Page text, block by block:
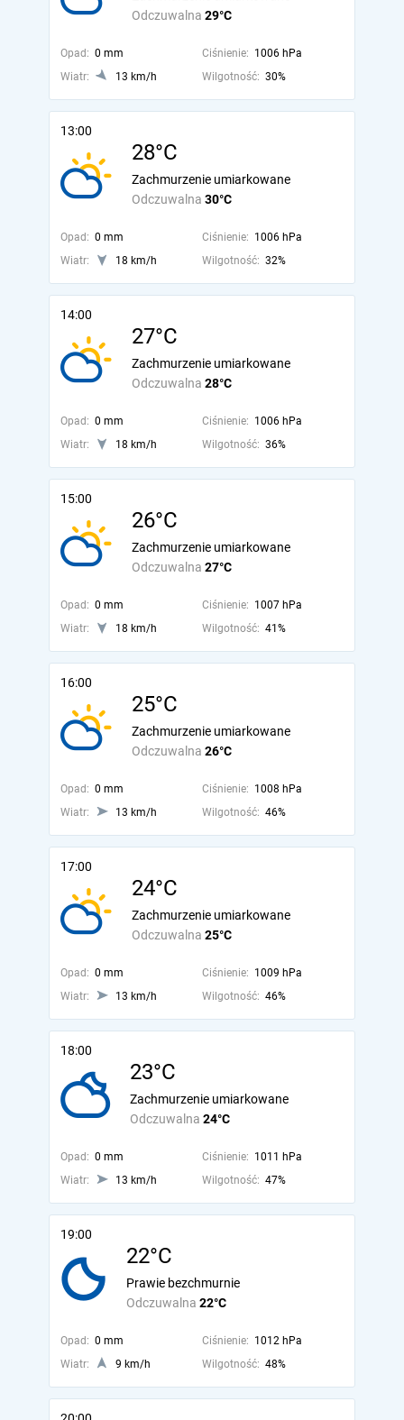
Odczuwalna 29°C
Opad: 0 mm Ciśnienie: 1006 hPa
Wiatr:
13 km/h Wilgotność: 30%
13:00
28°C
Odczuwalna 30°C
Zachmurzenie umiarkowane
Opad: 0 mm Ciśnienie: 1006 hPa
Wiatr:
18 km/h Wilgotność: 32%
14:00
27°C
Odczuwalna 28°C
Zachmurzenie umiarkowane
Opad: 0 mm Ciśnienie: 1006 hPa
Wiatr:
18 km/h Wilgotność: 36%
15:00
26°C
Odczuwalna 27°C
Zachmurzenie umiarkowane
Opad: 0 mm Ciśnienie: 1007 hPa
Wiatr:
18 km/h Wilgotność: 41%
16:00
25°C
Odczuwalna 26°C
Zachmurzenie umiarkowane
Opad: 0 mm Ciśnienie: 1008 hPa
Wiatr:
13 km/h Wilgotność: 46%
17:00
24°C
Odczuwalna 25°C
Zachmurzenie umiarkowane
Opad: 0 mm Ciśnienie: 1009 hPa
Wiatr:
13 km/h Wilgotność: 46%
18:00
23°C
Odczuwalna 24°C
Zachmurzenie umiarkowane
Opad: 0 mm Ciśnienie: 1011 hPa
Wiatr:
13 km/h Wilgotność: 47%
19:00
22°C
Odczuwalna 22°C
Prawie bezchmurnie
Opad: 0 mm Ciśnienie: 1012 hPa
Wiatr:
9 km/h Wilgotność: 48%